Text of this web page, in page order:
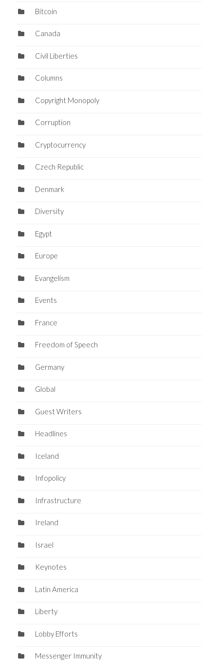
Bitcoin
Canada
Civil Liberties
Columns
Copyright Monopoly
Corruption
Cryptocurrency
Czech Republic
Denmark
Diversity
Egypt
Europe
Evangelism
Events
France
Freedom of Speech
Germany
Global
Guest Writers
Headlines
Iceland
Infopolicy
Infrastructure
Ireland
Israel
Keynotes
Latin America
Liberty
Lobby Efforts
Messenger Immunity